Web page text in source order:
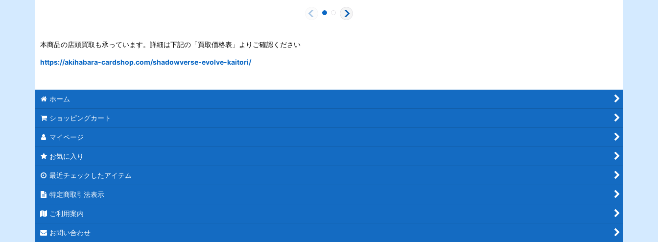
本商品の店頭買取も承っています。詳細は下記の「買取価格表」よりご確認ください
https://akihabara-cardshop.com/shadowverse-evolve-kaitori/
ホーム
ショッピングカート
マイページ
お気に入り
最近チェックしたアイテム
特定商取引法表示
ご利用案内
お問い合わせ